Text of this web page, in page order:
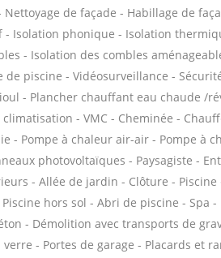
de façade - Habillage de
- Isolation phonique - Isolation
- Isolation des combles
de piscine - Vidéosurveillance -
- Plancher chauffant eau chaude /
- VMC - Cheminée -
- Pompe à chaleur air-air - Pompe à
photovoltaïques - Paysagiste -
- Allée de jardin - Clôture -
hors sol - Abri de piscine - Spa -
- Démolition avec transports de
verre - Portes de garage - Placards et